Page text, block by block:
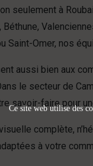
seulement à
Béthune,
Saint-Omer, nos
aussi bien aux
le secteur de
savoir-faire pour
complète,
à votre
Ce site web utilise des